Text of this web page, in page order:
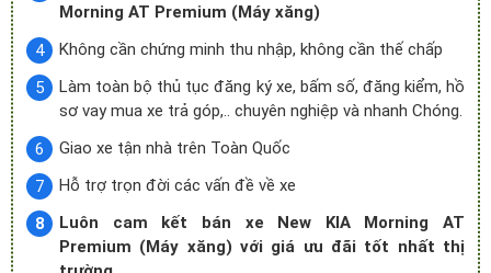
Morning AT Premium (Máy xăng)
Không cần chứng minh thu nhập, không cần thế chấp
Làm toàn bộ thủ tục đăng ký xe, bấm số, đăng kiểm, hồ
sơ vay mua xe trả góp,.. chuyên nghiệp và nhanh Chóng.
Giao xe tận nhà trên Toàn Quốc
Hỗ trợ trọn đời các vấn đề về xe
Luôn cam kết bán xe New KIA Morning AT
Premium (Máy xăng) với giá ưu đãi tốt nhất thị